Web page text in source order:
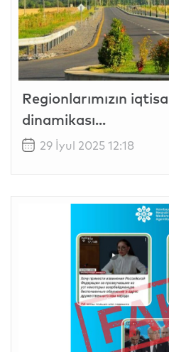
Regionlarımızın
dinamikası...
29 İyul 2025 12:18